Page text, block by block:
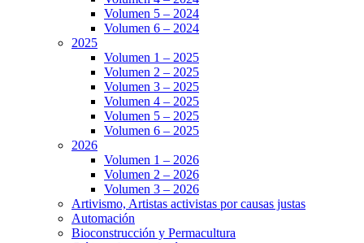
Volumen 5 – 2024
Volumen 6 – 2024
2025
Volumen 1 – 2025
Volumen 2 – 2025
Volumen 3 – 2025
Volumen 4 – 2025
Volumen 5 – 2025
Volumen 6 – 2025
2026
Volumen 1 – 2026
Volumen 2 – 2026
Volumen 3 – 2026
Artivismo, Artistas activistas por causas justas
Automación
Bioconstrucción y Permacultura